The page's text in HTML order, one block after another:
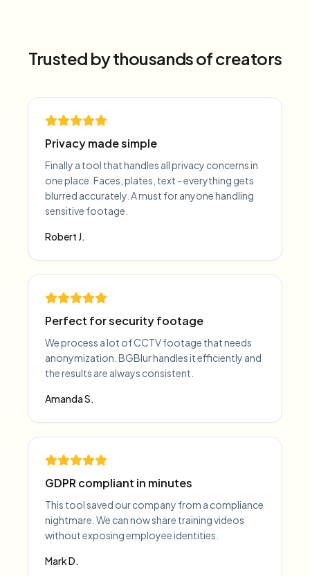
Trusted by thousands of creators
Privacy made simple
Finally a tool that handles all privacy concerns in
one place. Faces, plates, text - everything gets
blurred accurately. A must for anyone handling
sensitive footage.
Robert J.
Perfect for security footage
We process a lot of CCTV footage that needs
anonymization. BGBlur handles it efficiently and
the results are always consistent.
Amanda S.
GDPR compliant in minutes
This tool saved our company from a compliance
nightmare. We can now share training videos
without exposing employee identities.
Mark D.